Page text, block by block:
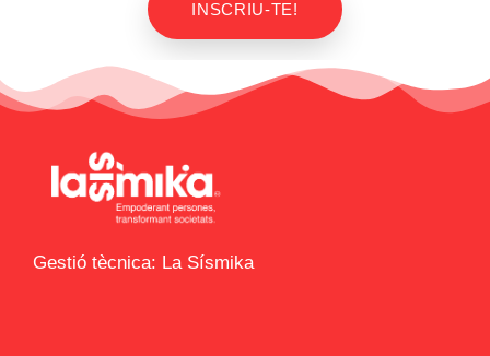
INSCRIU-TE!
Gestió tècnica: La Sísmika